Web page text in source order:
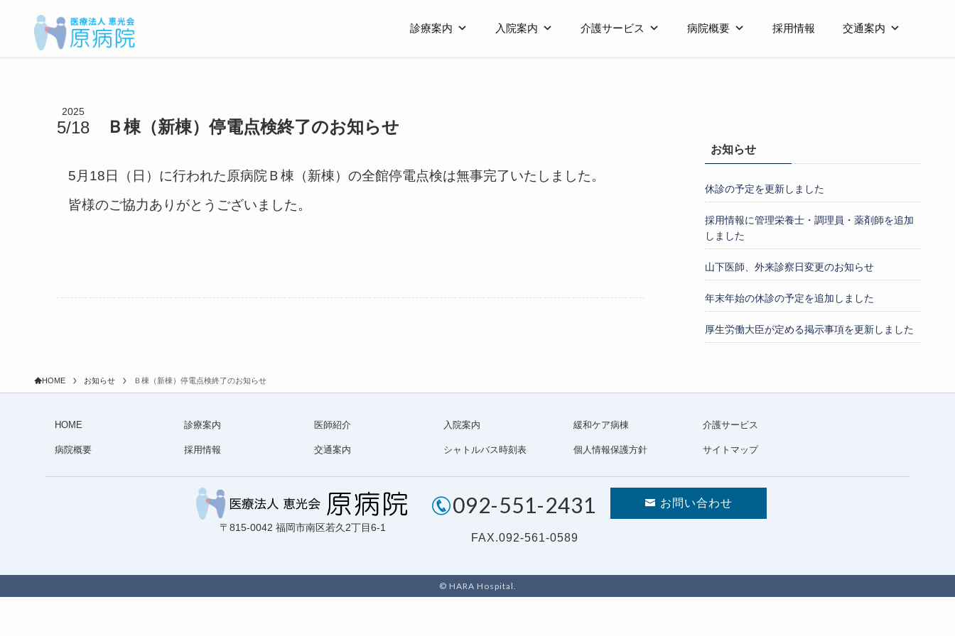
診療案内 入院案内 介護サービス 病院概要 採用情報 交通案内
Ｂ棟（新棟）停電点検終了のお知らせ
2025
5/18
5月18日（日）に行われた原病院Ｂ棟（新棟）の全館停電点検は無事完了いたしました。
皆様のご協力ありがとうございました。
お知らせ
休診の予定を更新しました
採用情報に管理栄養士・調理員・薬剤師を追加
しました
山下医師、外来診察日変更のお知らせ
年末年始の休診の予定を追加しました
厚生労働大臣が定める掲示事項を更新しました
HOME お知らせ Ｂ棟（新棟）停電点検終了のお知らせ
HOME 診療案内 医師紹介 入院案内 緩和ケア病棟 介護サービス
病院概要 採用情報 交通案内 シャトルバス時刻表 個人情報保護方針 サイトマップ
〒815-0042 福岡市南区若久2丁目6-1
092-551-2431
FAX.092-561-0589
お問い合わせ
© HARA Hospital.